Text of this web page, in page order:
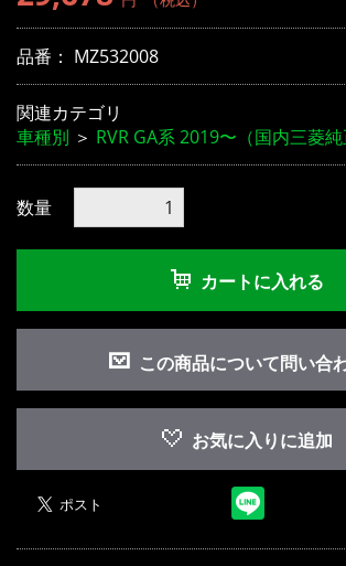
品番： MZ532008
関連カテゴリ
車種別 ＞ RVR GA系 2019〜（国内三菱純
数量
カートに入れる
この商品について問い合
お買い物を続ける カート
お気に入りに追加